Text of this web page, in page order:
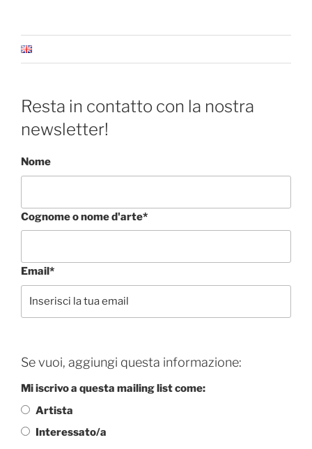
Resta in contatto con la nostra
newsletter!
Nome
Cognome o nome d'arte*
Email*
Se vuoi, aggiungi questa informazione:
Mi iscrivo a questa mailing list come:
Artista
Interessato/a